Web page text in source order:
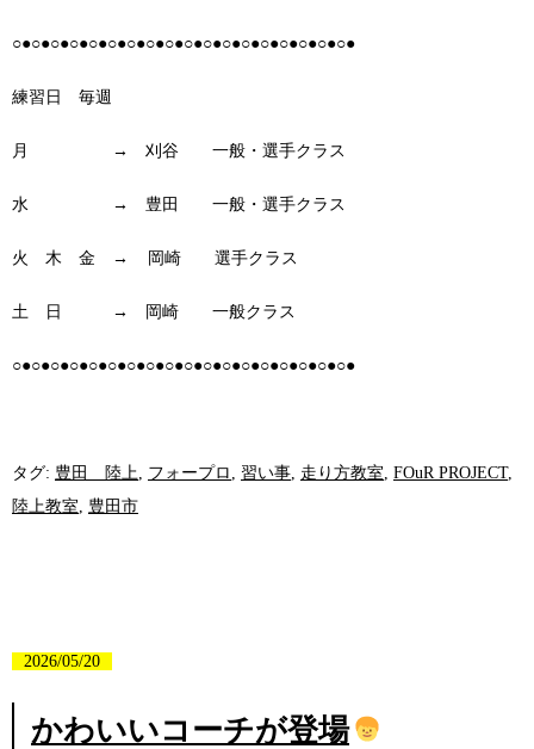
○●○●○●○●○●○●○●○●○●○●○●○●○●○●○●○●○●○●
練習日 毎週
月 → 刈谷 一般・選手クラス
水 → 豊田 一般・選手クラス
火 木 金 → 岡崎 選手クラス
土 日 → 岡崎 一般クラス
○●○●○●○●○●○●○●○●○●○●○●○●○●○●○●○●○●○●
タグ: 豊田 陸上, フォープロ , 習い事, 走り方教室, FOuR PROJECT,
陸上教室, 豊田市
2026/05/20
かわいいコーチが登場